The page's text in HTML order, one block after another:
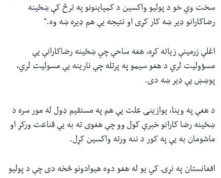
سخت وي خو د پولیو واکسین د کمپاینونو په ترڅ کې ښځینه
رضاکارانو ډیر ښه کار کړی او نتیجه یې هم ډیره ښه وه."
اغلې زرمینې زیاته کړه، هغه ساحې چي ښځینه رضاکارانې یې
مسؤولیت لري د هغو سیمو په پرتله چې نارینه یې مسولیت لري،
پوښښ یې ډیر ښه دی.
د هغې په وینا، یوازینی علت یې هم په مستقیم ډول له مور سره د
ښځینه رضا کارانو خبرې کول وو چې هغوی ته به یې قناعت ورکړ او
ماشومان به یې په کور د ننه ورته واکسین کړل.
افغانستان په نړۍ کي یو له هغو دوه هیوادونو څخه دی چې د پولیو